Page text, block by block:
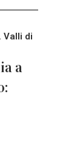
Valli di
a